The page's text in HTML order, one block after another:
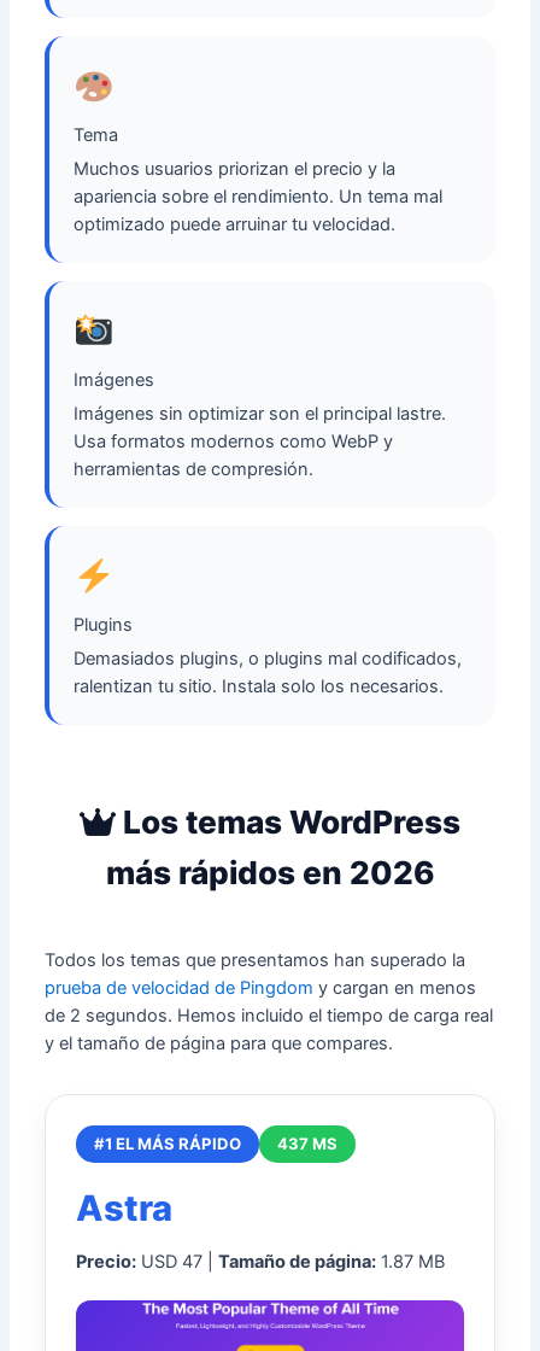
Tema
Muchos usuarios priorizan el precio y la
apariencia sobre el rendimiento. Un tema mal
optimizado puede arruinar tu velocidad.
Imágenes
Imágenes sin optimizar son el principal lastre.
Usa formatos modernos como WebP y
herramientas de compresión.
Plugins
Demasiados plugins, o plugins mal codificados,
ralentizan tu sitio. Instala solo los necesarios.
Los temas WordPress
más rápidos en 2026
Todos los temas que presentamos han superado la
prueba de velocidad de Pingdom y cargan en menos
de 2 segundos. Hemos incluido el tiempo de carga real
y el tamaño de página para que compares.
#1 EL MÁS RÁPIDO 437 MS
Astra
Precio: USD 47 |Tamaño de página: 1.87 MB